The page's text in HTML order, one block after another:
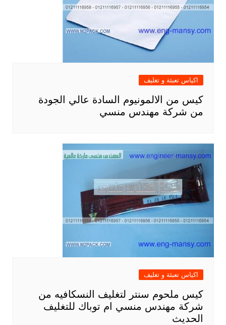
اكياس تعبئة و تغليف
كيس من الالمونيوم السادة عالي الجودة
من شركة مهندس منسي
اكياس تعبئة و تغليف
كيس ملحوم سنتر لتغليف النسكافيه من
شركة مهندس منسي ام توباك للتغليف
الحديث